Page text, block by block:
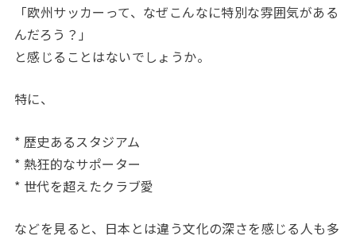
「欧州サッカーって、なぜこんなに特別な雰囲気がある
んだろう？」
と感じることはないでしょうか。
特に、
* 歴史あるスタジアム
* 熱狂的なサポーター
* 世代を超えたクラブ愛
などを見ると、日本とは違う文化の深さを感じる人も多